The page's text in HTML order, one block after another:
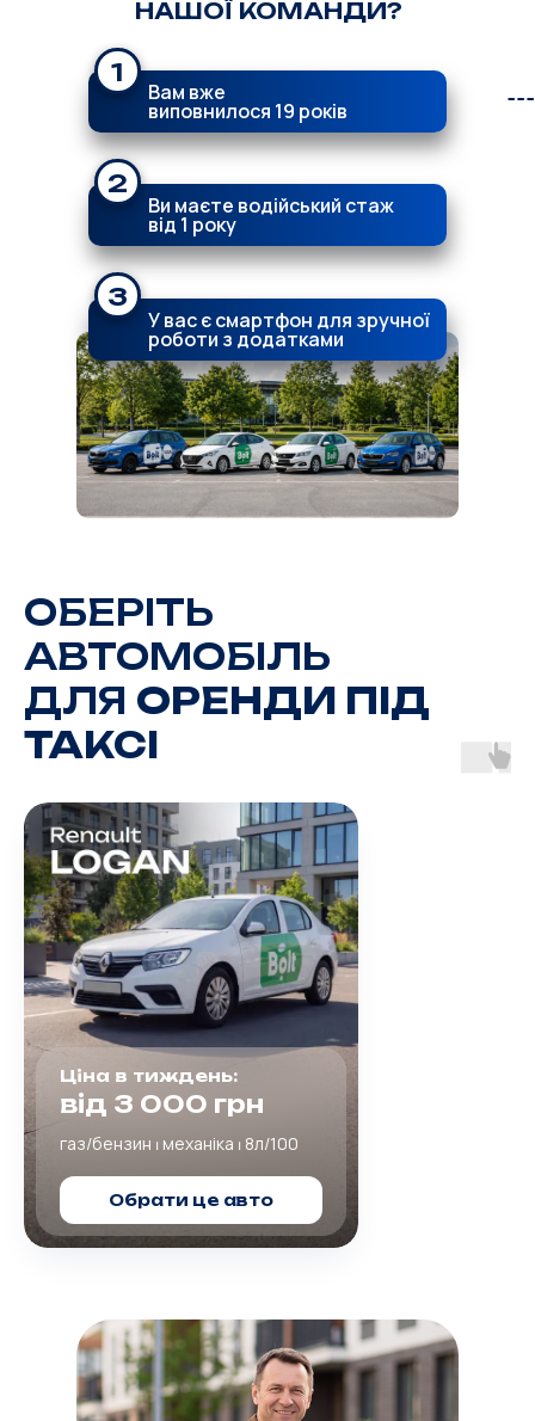
Вам вже
виповнилося 19 років
Ви маєте водійський стаж
від 1 року
У вас є смартфон для зручної
роботи з додатками
3
2
1
НАШОЇ КОМАНДИ?
ОБЕРІТЬ
АВТОМОБІЛЬ
ДЛЯ ОРЕНДИ ПІД
ТАКСІ
Ціна в тиждень:
від 3 000 грн
газ/бензин ⏐ механіка ⏐ 8л/100
Обрати це авто